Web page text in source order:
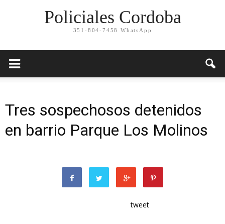
Policiales Cordoba
351-804-7458 WhatsApp
Tres sospechosos detenidos
en barrio Parque Los Molinos
tweet